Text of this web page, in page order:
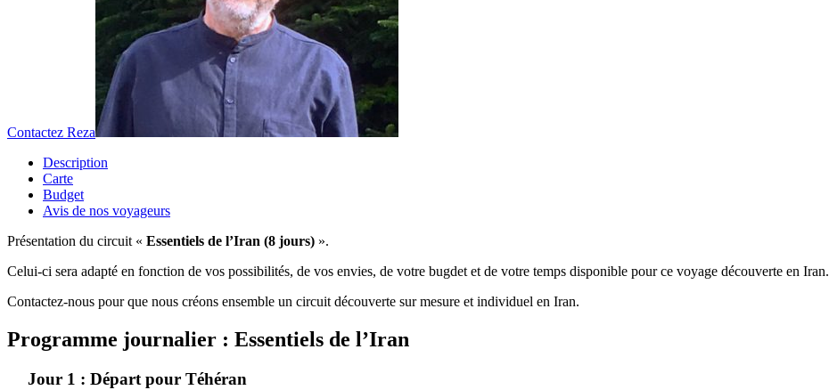
Contactez Reza
Description
Carte
Budget
Avis de nos voyageurs
Présentation du circuit « Essentiels de l’Iran (8 jours) ».
Celui-ci sera adapté en fonction de vos possibilités, de vos envies, de votre bugdet et de votre temps disponible pour ce voyage découverte en Iran.
Contactez-nous pour que nous créons ensemble un circuit découverte sur mesure et individuel en Iran.
Programme journalier : Essentiels de l’Iran
Jour 1 : Départ pour Téhéran